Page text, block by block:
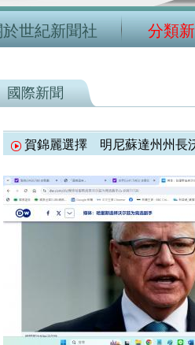
於世紀新聞社 分類
國際新聞
賀錦麗選擇 明尼蘇達州州長